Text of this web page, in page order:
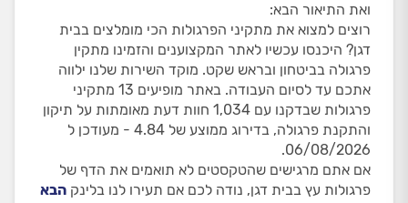
ואת התיאור הבא:
רוצים למצוא את מתקיני הפרגולות הכי מומלצים בבית
דגן? היכנסו עכשיו לאתר המקצוענים והזמינו מתקין
פרגולה בביטחון ובראש שקט. מוקד השירות שלנו ילווה
אתכם עד לסיום העבודה. באתר מופיעים 13 מתקיני
פרגולות שבדקנו עם 1,034 חוות דעת מאומתות על תיקון
והתקנת פרגולה, בדירוג ממוצע של 4.84 - מעודכן ל
06/08/2026.
אם אתם מרגישים שהטקסטים לא תואמים את הדף של
פרגולות עץ בבית דגן, נודה לכם אם תעירו לנו בלינק הבא